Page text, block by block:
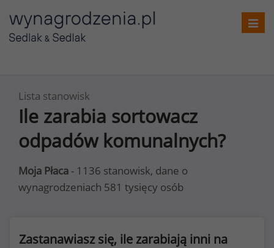
Lista stanowisk
Ile zarabia sortowacz
odpadów komunalnych?
Moja Płaca - 1136 stanowisk, dane o
wynagrodzeniach 581 tysięcy osób
Zastanawiasz się, ile zarabiają inni na